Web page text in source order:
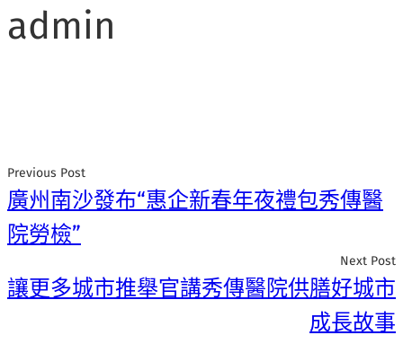
admin
Previous Post
廣州南沙發布“惠企新春年夜禮包秀傳醫
院勞檢”
Next Post
讓更多城市推舉官講秀傳醫院供膳好城市
成長故事